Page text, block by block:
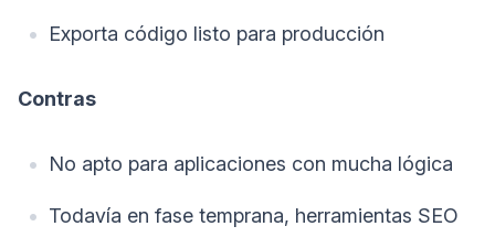
Exporta código listo para producción
Contras
No apto para aplicaciones con mucha lógica
Todavía en fase temprana, herramientas SEO